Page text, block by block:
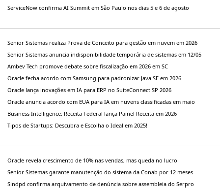
ServiceNow confirma AI Summit em São Paulo nos dias 5 e 6 de agosto
Senior Sistemas realiza Prova de Conceito para gestão em nuvem em 2026
Senior Sistemas anuncia indisponibilidade temporária de sistemas em 12/05
Ambev Tech promove debate sobre fiscalização em 2026 em SC
Oracle fecha acordo com Samsung para padronizar Java SE em 2026
Oracle lança inovações em IA para ERP no SuiteConnect SP 2026
Oracle anuncia acordo com EUA para IA em nuvens classificadas em maio
Business Intelligence: Receita Federal lança Painel Receita em 2026
Tipos de Startups: Descubra e Escolha o Ideal em 2025!
Oracle revela crescimento de 10% nas vendas, mas queda no lucro
Senior Sistemas garante manutenção do sistema da Conab por 12 meses
Sindpd confirma arquivamento de denúncia sobre assembleia do Serpro